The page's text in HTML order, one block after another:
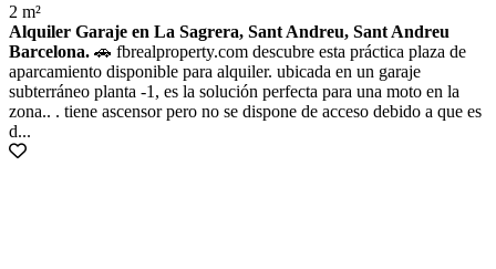
2 m²
Alquiler Garaje en La Sagrera, Sant Andreu, Sant Andreu
Barcelona. 🚗 fbrealproperty.com descubre esta práctica plaza de
aparcamiento disponible para alquiler. ubicada en un garaje
subterráneo planta -1, es la solución perfecta para una moto en la
zona.. . tiene ascensor pero no se dispone de acceso debido a que es
d...